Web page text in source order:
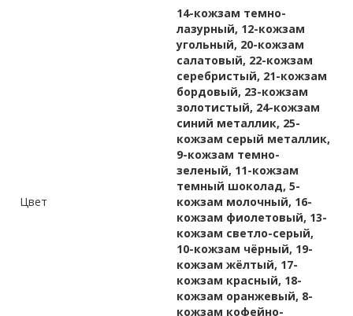
Цвет
14-кожзам темно-
лазурный, 12-кожзам
угольный, 20-кожзам
салатовый, 22-кожзам
серебристый, 21-кожзам
бордовый, 23-кожзам
золотистый, 24-кожзам
синий металлик, 25-
кожзам серый металлик,
9-кожзам темно-
зеленый, 11-кожзам
темный шоколад, 5-
кожзам молочный, 16-
кожзам фиолетовый, 13-
кожзам светло-серый,
10-кожзам чёрный, 19-
кожзам жёлтый, 17-
кожзам красный, 18-
кожзам оранжевый, 8-
кожзам кофейно-